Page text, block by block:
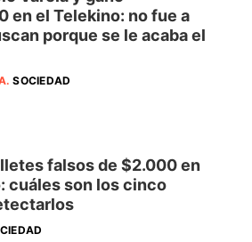
en el Telekino: no fue a
porque se le acaba el
.SOCIEDAD
falsos de $2.000 en
cuáles son los cinco